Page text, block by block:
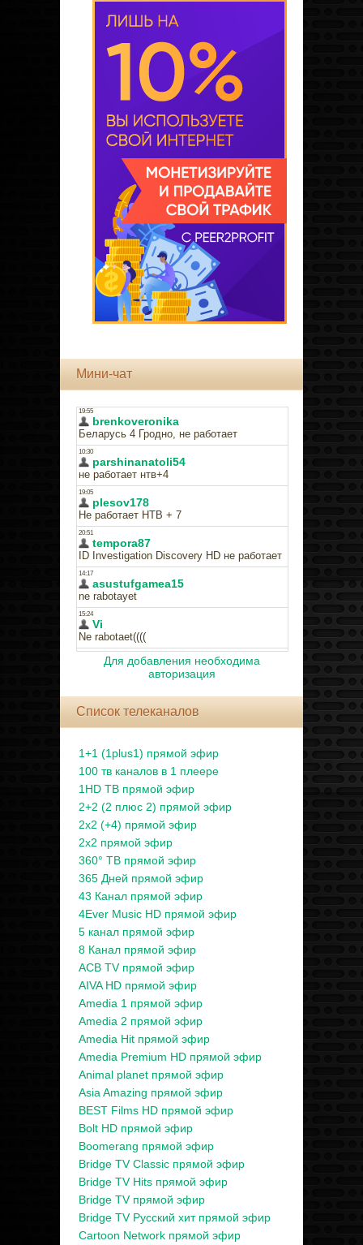
Мини-чат
Для добавления необходима
авторизация
Список телеканалов
1+1 (1plus1) прямой эфир
100 тв каналов в 1 плеере
1HD ТВ прямой эфир
2+2 (2 плюс 2) прямой эфир
2x2 (+4) прямой эфир
2x2 прямой эфир
360° ТВ прямой эфир
365 Дней прямой эфир
43 Канал прямой эфир
4Ever Music HD прямой эфир
5 канал прямой эфир
8 Канал прямой эфир
ACB TV прямой эфир
AIVA HD прямой эфир
Amedia 1 прямой эфир
Amedia 2 прямой эфир
Amedia Hit прямой эфир
Amedia Premium HD прямой эфир
Animal planet прямой эфир
Asia Amazing прямой эфир
BEST Films HD прямой эфир
Bolt HD прямой эфир
Boomerang прямой эфир
Bridge TV Classic прямой эфир
Bridge TV Hits прямой эфир
Bridge TV прямой эфир
Bridge TV Русский хит прямой эфир
Cartoon Network прямой эфир